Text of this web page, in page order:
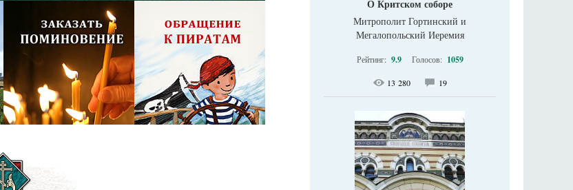
О Критском соборе
Митрополит Гортинский и
Мегалопольский Иеремия
Рейтинг: 9.9 Голосов: 1059
13 280 19